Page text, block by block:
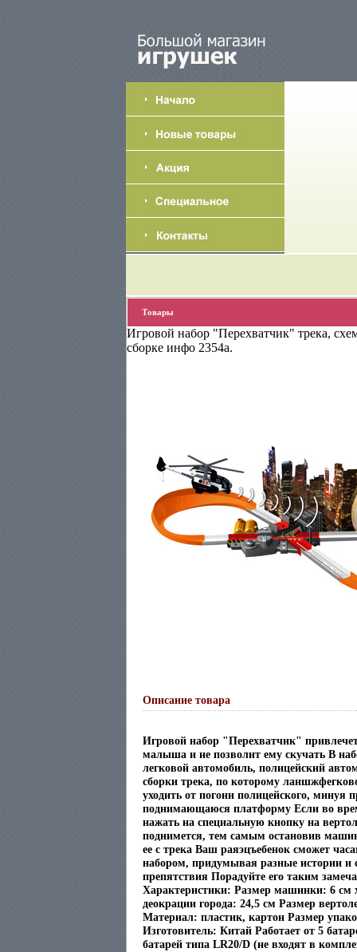
Товары
Игровой набор "Перехватчик" трека,
сборке инфо 2354a.
Описание товара
Игровой набор "Перехватчик"
малыша и не позволит ему скучать В
легковой автомобиль, полицейский
сборки трека, по которому
уходить от погони полицейского, минуя
поднимающаюся платформу Если во
нажать на специальную кнопку на
поднимется, тем самым остановив
ее с трека Ваш раяэцъебенок сможет
набором, придумывая разные истории и
препятствия Порадуйте его таким
Характеристики: Размер машинки: 6 см
деокрации города: 24,5 см Размер
Материал: пластик, картон Размер
Изготовитель: Китай Работает от 5
батарей типа LR20/D (не входят в